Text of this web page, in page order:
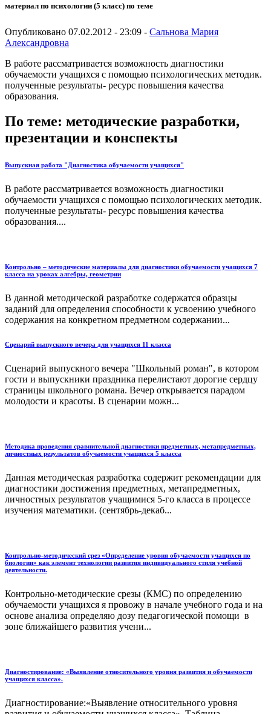
материал по психологии (5 класс) по теме
Опубликовано 07.02.2012 - 23:09 - Сальнова Мария
Александровна
В работе рассматривается возможность диагностики
обучаемости учащихся с помощью психологических методик.
полученные результаты- ресурс повышения качества
образования.
По теме: методические разработки,
презентации и конспекты
Выпускная работа "Диагностика обучаемости учащихся"
В работе рассматривается возможность диагностики
обучаемости учащихся с помощью психологических методик.
полученные результаты- ресурс повышения качества
образования....
Контрольно – методические материалы для диагностики обучаемости учащихся 7
класса на уроках алгебры, геометрии
В данной методической разработке содержатся образцы
заданий для определения способности к усвоению учебного
содержания на конкретном предметном содержании...
Сценарий выпускного вечера для учащихся 11 класса
Сценарий выпускного вечера "Школьный роман", в котором
гости и выпускники праздника перелистают дорогие сердцу
страницы школьного романа. Вечер открывается парадом
молодости и красоты. В сценарии можн...
Методика проведения сравнительной диагностики предметных, метапредметных,
личностных результатов обучаемости учащихся 5 класса
Данная методическая разработка содержит рекомендации для
диагностики достижения предметных, метапредметных,
личностных результатов учащимися 5-го класса в процессе
изучения математики. (сентябрь-декаб...
Контрольно-методический срез «Определение уровня обучаемости учащихся по
биологии» как элемент технологии развития индивидуального стиля учебной
деятельности.
Контрольно-методические срезы (КМС) по определению
обучаемости учащихся я провожу в начале учебного года и на
основе анализа определяю дозу педагогической помощи в
зоне ближайшего развития учени...
Диагностирование: «Выявление относительного уровня развития и обучаемости
учащихся класса».
Диагностирование:«Выявление относительного уровня